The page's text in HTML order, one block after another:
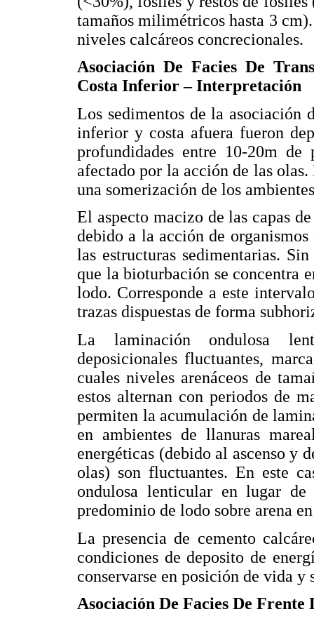
tamaños milimétricos hasta 3
niveles calcáreos concrecionales.
Asociación De Facies De
Costa Inferior – Interpretación
Los sedimentos de la asociación
inferior y costa afuera fueron
profundidades entre 10-20m de
afectado por la acción de las
una somerización de los
El aspecto macizo de las capas
debido a la acción de
las estructuras sedimentarias.
que la bioturbación se concentra
lodo. Corresponde a este
trazas dispuestas de forma
La laminación ondulosa
deposicionales fluctuantes,
cuales niveles arenáceos de
estos alternan con periodos de
permiten la acumulación de
en ambientes de llanuras
energéticas (debido al ascenso y
olas) son fluctuantes. En este
ondulosa lenticular en lugar
predominio de lodo sobre arena
La presencia de cemento
condiciones de deposito de
conservarse en posición de vida y
Asociación De Facies De